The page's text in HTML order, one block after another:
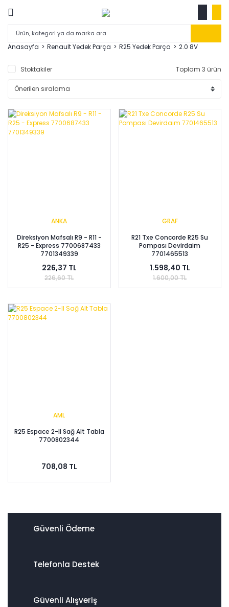
Anasayfa Renault Yedek Parça R25 Yedek Parça 2.0 8V
Stoktakiler Toplam 3 ürün
ANKA
Direksiyon Mafsalı R9 - R11 -
R25 - Express 7700687433
7701349339
226,37 TL
226,60 TL
GRAF
R21 Txe Concorde R25 Su
Pompası Devirdaim
7701465513
1.598,40 TL
1.600,00 TL
AML
R25 Espace 2-II Sağ Alt Tabla
7700802344
708,08 TL
Güvenli Ödeme
Telefonla Destek
Güvenli Alışveriş